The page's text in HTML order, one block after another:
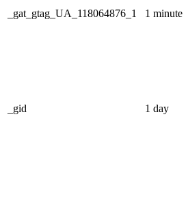
_gat_gtag_UA_118064876_1
1 minute
_gid 1 day